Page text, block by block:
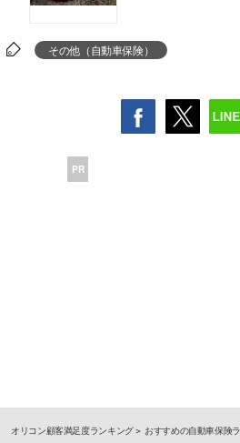
その他（自動車保険）
PR
オリコン顧客満足度ランキング おすすめの自動車保険